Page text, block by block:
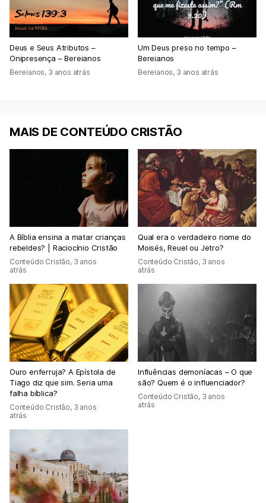
Deus e Seus Atributos –
Onipresença – Bereianos
Bereianos, 3 anos atrás
Um Deus preso no tempo –
Bereianos
Bereianos, 3 anos atrás
MAIS DE CONTEÚDO CRISTÃO
A Bíblia ensina a matar crianças
rebeldes? | Raciocínio Cristão
Conteúdo Cristão, 3 anos
atrás
Qual era o verdadeiro nome do
Moisés, Reuel ou Jetro?
Conteúdo Cristão, 3 anos
atrás
Ouro enferruja? A Epístola de
Tiago diz que sim. Seria uma
falha bíblica?
Conteúdo Cristão, 3 anos
atrás
Influências demoníacas – O que
são? Quem é o influenciador?
Conteúdo Cristão, 3 anos
atrás